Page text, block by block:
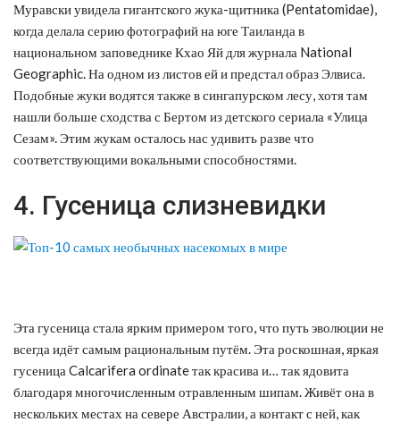
Муравски увидела гигантского жука-щитника (Pentatomidae),
когда делала серию фотографий на юге Таиланда в
национальном заповеднике Кхао Яй для журнала National
Geographic. На одном из листов ей и предстал образ Элвиса.
Подобные жуки водятся также в сингапурском лесу, хотя там
нашли больше сходства с Бертом из детского сериала «Улица
Сезам». Этим жукам осталось нас удивить разве что
соответствующими вокальными способностями.
4. Гусеница слизневидки
Эта гусеница стала ярким примером того, что путь эволюции не
всегда идёт самым рациональным путём. Эта роскошная, яркая
гусеница Calcarifera ordinate так красива и… так ядовита
благодаря многочисленным отравленным шипам. Живёт она в
нескольких местах на севере Австралии, а контакт с ней, как